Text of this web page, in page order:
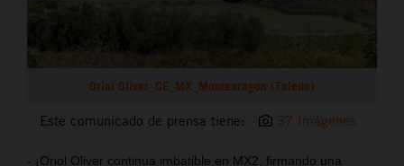
Oriol Oliver_CE_MX_Montearagon (Toledo)
Este comunicado de prensa tiene: 37 Imágenes
- ¡Oriol Oliver continua imbatible en MX2, firmando una